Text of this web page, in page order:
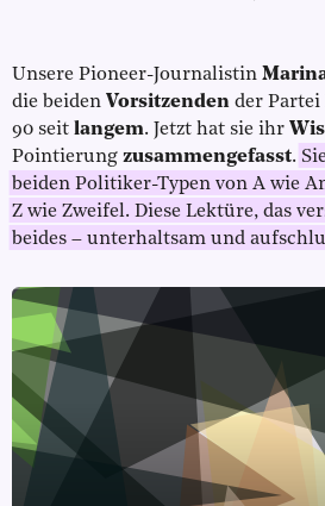
Unsere Pioneer-Journalistin
die beiden Vorsitzenden der
90 seit langem. Jetzt hat sie ihr
Pointierung zusammengefasst.
beiden Politiker-Typen von A wie
Z wie Zweifel. Diese Lektüre, das
beides – unterhaltsam und